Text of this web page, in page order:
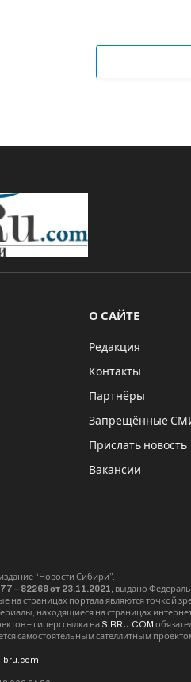
О САЙТЕ
Редакция
Контакты
Партнёры
Запрещённые
Прислать новость
Вакансии
“Новости Сибири”.
– 82268 от 23.11.2021, выдано
на страницах портала являются точкой
находящиеся на страницах
– гиперссылка на SIBRU.COM
самостоятельным сателлитным